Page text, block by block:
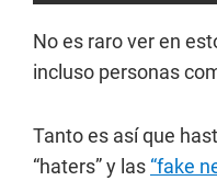
No es raro ver en
incluso personas
Tanto es así que
“haters” y las “fake